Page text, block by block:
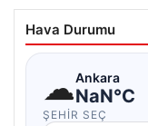
Hava Durumu
☁Ankara
NaN°C
ŞEHIR SEÇ